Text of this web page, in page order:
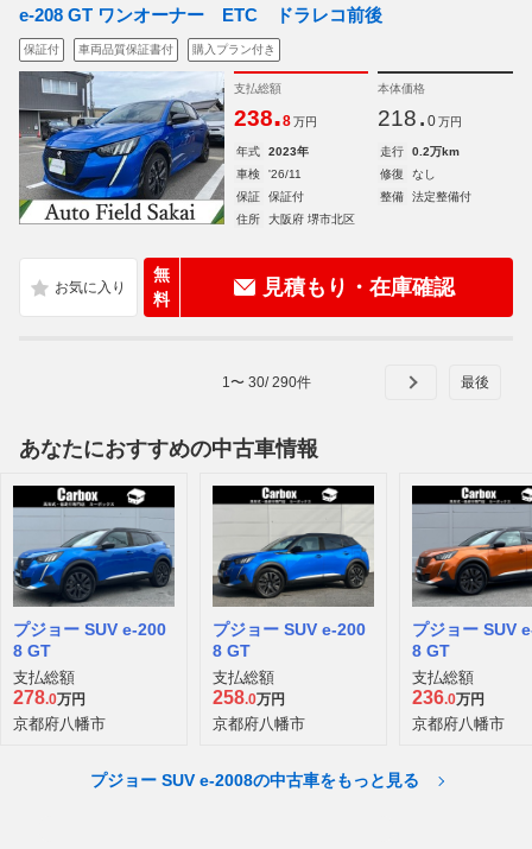
e-208 GT ワンオーナー ETC ドラレコ前後
保証付 車両品質保証書付 購入プラン付き
支払総額
238.8 万円
本体価格
218. 0 万円
年式 2023年 走行
0.2万km
車検
'26/11 修復
なし
保証
保証付 整備
法定整備付
住所
大阪府 堺市北区
無
料
見積もり・在庫確認
1 〜 30/290件
あなたにおすすめの中古車情報
プジョー SUV e-200
8 GT
支払総額
278.0万円
京都府八幡市
プジョー SUV e-200
8 GT
支払総額
258.0万円
京都府八幡市
プジョー SUV
8 GT
支払総額
236.0万円
京都府八幡市
プジョー SUV e-2008の中古車をもっと見る